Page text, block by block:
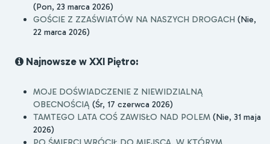
(Pon, 23 marca 2026)
GOŚCIE Z ZZAŚWIATÓW NA NASZYCH DROGACH (Nie,
22 marca 2026)
Najnowsze w XXI Piętro:
MOJE DOŚWIADCZENIE Z NIEWIDZIALNĄ
OBECNOŚCIĄ (Śr, 17 czerwca 2026)
TAMTEGO LATA COŚ ZAWISŁO NAD POLEM (Nie, 31 maja
2026)